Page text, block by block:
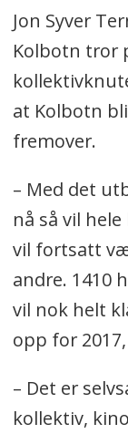
Jon Syver
Kolbotn tror
at Kolbotn
fremover.
– Med det
nå så vil
vil fortsatt
andre. 1410
vil nok helt
opp for
– Det er
kollektiv,